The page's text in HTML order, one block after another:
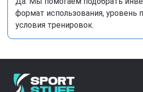
формат использования, уровень
условия тренировок.